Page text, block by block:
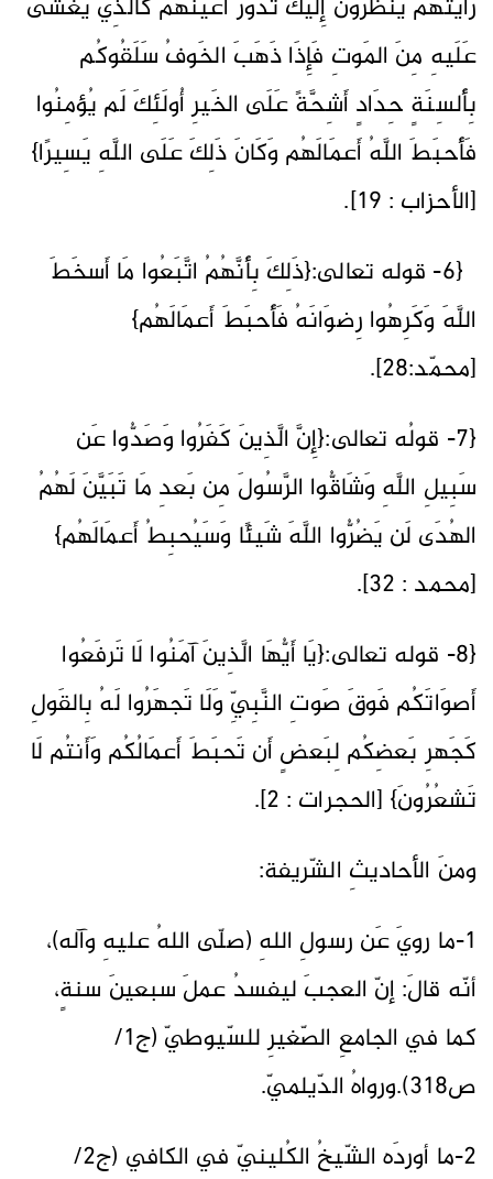
رَأَيتَهُم يَنظُرُونَ إِلَيكَ تَدُورُ أَعيُنُهُم كَالَّذِي يُغشَى
عَلَيهِ مِنَ المَوتِ فَإِذَا ذَهَبَ الخَوفُ سَلَقُوكُم
بِأَلسِنَةٍ حِدَادٍ أَشِحَّةً عَلَى الخَيرِ أُولَئِكَ لَم يُؤمِنُوا
فَأَحبَطَ اللَّهُ أَعمَالَهُم وَكَانَ ذَلِكَ عَلَى اللَّهِ يَسِيرًا}
[الأحزاب : 19].
{6- قوله تعالى:{ذَلِكَ بِأَنَّهُمُ اتَّبَعُوا مَا أَسخَطَ
اللَّهَ وَكَرِهُوا رِضوَانَهُ فَأَحبَطَ أَعمَالَهُم}
[محمّد:28].
{7- قولُه تعالى:{إِنَّ الَّذِينَ كَفَرُوا وَصَدُّوا عَن
سَبِيلِ اللَّهِ وَشَاقُّوا الرَّسُولَ مِن بَعدِ مَا تَبَيَّنَ لَهُمُ
الهُدَى لَن يَضُرُّوا اللَّهَ شَيئًا وَسَيُحبِطُ أَعمَالَهُم}
[محمد : 32].
{8- قوله تعالى:{يَا أَيُّهَا الَّذِينَ آمَنُوا لَا تَرفَعُوا
أَصوَاتَكُم فَوقَ صَوتِ النَّبِيِّ وَلَا تَجهَرُوا لَهُ بِالقَولِ
كَجَهرِ بَعضِكُم لِبَعضٍ أَن تَحبَطَ أَعمَالُكُم وَأَنتُم لَا
تَشعُرُونَ} [الحجرات : 2].
ومنَ الأحاديثِ الشّريفة:
1-ما رويَ عَن رسولِ اللهِ (صلّى اللهُ عليهِ وآله)،
أنّه قالَ: إنّ العجبَ ليفسدُ عملَ سبعينَ سنةٍ،
كما في الجامعِ الصّغيرِ للسّيوطيّ (ج1/
ص318).ورواهُ الدّيلميّ.
2-ما أوردَه الشّيخُ الكُلينيّ في الكافي (ج2/